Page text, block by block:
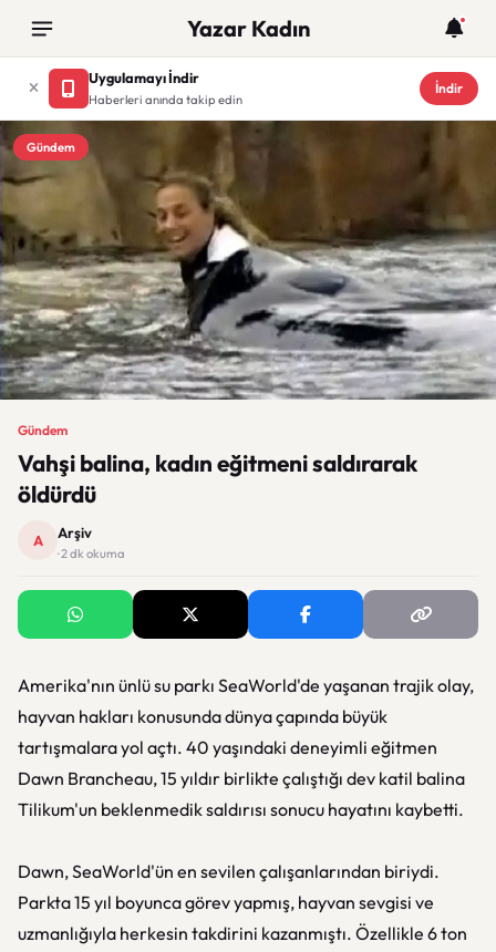
Yazar Kadın
Uygulamayı İndir
Haberleri anında takip edin
İndir
Gündem
Gündem
Vahşi balina, kadın eğitmeni saldırarak
öldürdü
A Arşiv
· 2 dk okuma
Amerika'nın ünlü su parkı SeaWorld'de yaşanan trajik olay,
hayvan hakları konusunda dünya çapında büyük
tartışmalara yol açtı. 40 yaşındaki deneyimli eğitmen
Dawn Brancheau, 15 yıldır birlikte çalıştığı dev katil balina
Tilikum'un beklenmedik saldırısı sonucu hayatını kaybetti.
Dawn, SeaWorld'ün en sevilen çalışanlarından biriydi.
Parkta 15 yıl boyunca görev yapmış, hayvan sevgisi ve
uzmanlığıyla herkesin takdirini kazanmıştı. Özellikle 6 ton